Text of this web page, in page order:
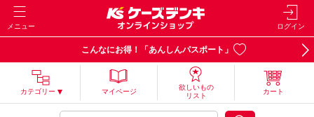
メニュー ログイン
こんなにお得！「あんしんパスポート」
カテゴリー マイページ
欲しいもの
リスト
カート